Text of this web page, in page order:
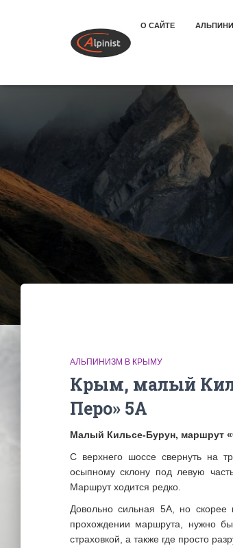
О САЙТЕ
АЛЬПИНИЗМ В КРЫМУ
Крым, малый
Перо» 5А
Малый Кильсе-Бурун, маршрут
С верхнего шоссе свернуть на
осыпному склону под левую
Маршрут ходится редко.
Довольно сильная 5А, но скорее
прохождении маршрута, нужно
страховкой, а также где просто